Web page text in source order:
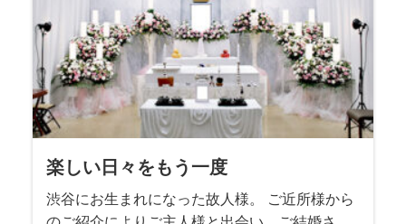
楽しい日々をもう一度
渋谷にお生まれになった故人様。 ご近所様から